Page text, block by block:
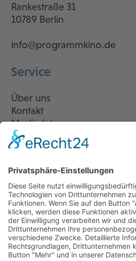
Rankestraße 31
10789 Berlin
info@programmkino.de
Service
Über uns
Kontakt
Mediadaten
Newsletter
LogIn
Legal
Impressum
Datenschutzerklärung
Cookie-Einstellungen